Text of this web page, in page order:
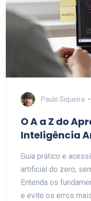
Paulo Siqueira
O A a Z do
Inteligência
Guia prático e
artificial do zero,
Entenda os
e evite os erros